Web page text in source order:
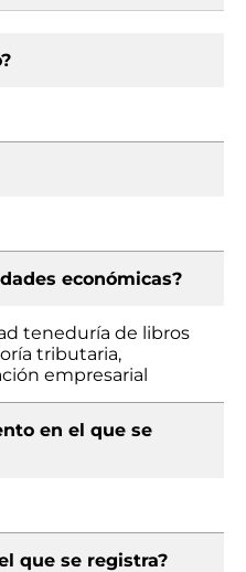
económicas?
teneduría de libros
tributaria,
empresarial
en el que se
que se registra?